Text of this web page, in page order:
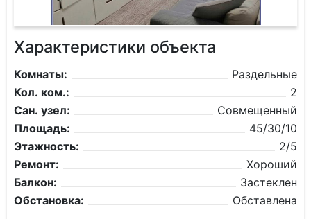
Характеристики объекта
Комнаты:
Раздельные
Кол. ком.:
2
Сан. узел:
Совмещенный
Площадь:
45/30/10
Этажность:
2/5
Ремонт:
Хороший
Балкон:
Застеклен
Обстановка:
Обставлена